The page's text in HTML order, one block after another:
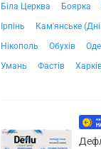
Біла Церква Боярка
Ірпінь
Кам'янське
Нікополь
Обухів
Умань
Фастів